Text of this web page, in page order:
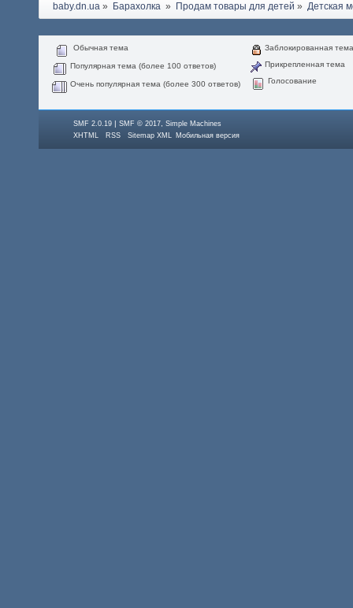
baby.dn.ua» Барахолка » Продам товары для детей » Детская
Обычная тема
Популярная тема (более 100 ответов)
Очень популярная тема (более 300 ответов)
Заблокированная тема
Прикрепленная тема
Голосование
SMF 2.0.19 |SMF © 2017,Simple Machines
XHTML
RSS Sitemap XML Мобильная версия